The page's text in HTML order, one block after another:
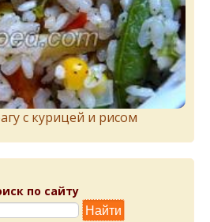
с курицей и рисом
по сайту